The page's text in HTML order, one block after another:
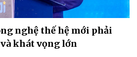
nghệ thế hệ mới phải
khát vọng lớn